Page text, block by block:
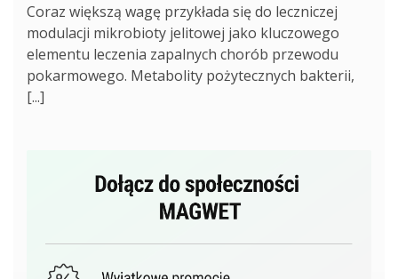
Coraz większą wagę przykłada się do leczniczej
modulacji mikrobioty jelitowej jako kluczowego
elementu leczenia zapalnych chorób przewodu
pokarmowego. Metabolity pożytecznych bakterii,
[...]